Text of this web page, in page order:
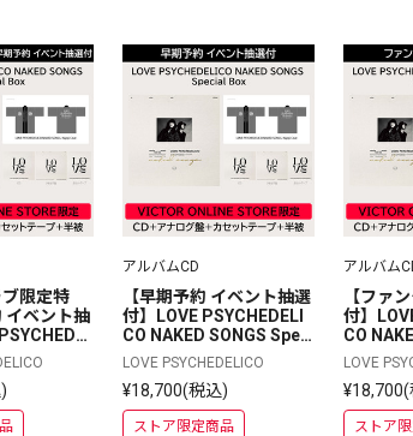
ブ限定特
イベント抽
Spe
産限定ボ
CD＋アナ
トテープ
アルバムCD
【早期予約 イベント抽選
付】LOVE PSYCHEDELI
CO NAKED SONGS Speci
al Box | 完全生産限定ボ
ックスセット | CD＋アナ
ログ盤＋カセットテープ
＋半被
LOVE PSYCHEDELICO
¥18,700(税込)
ストア限定商品
アルバム
【ファ
付】
CO
al Box |
ックスセ
ログ盤＋
＋半被
LOVE
¥18,700(
ストア